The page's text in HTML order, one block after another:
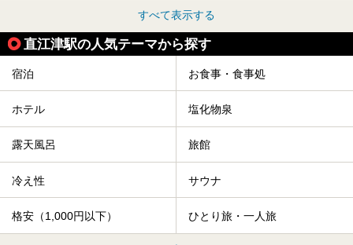
すべて表示する
直江津駅の人気テーマから探す
宿泊 お食事・食事処
ホテル 塩化物泉
露天風呂 旅館
冷え性 サウナ
格安（1,000円以下） ひとり旅・一人旅